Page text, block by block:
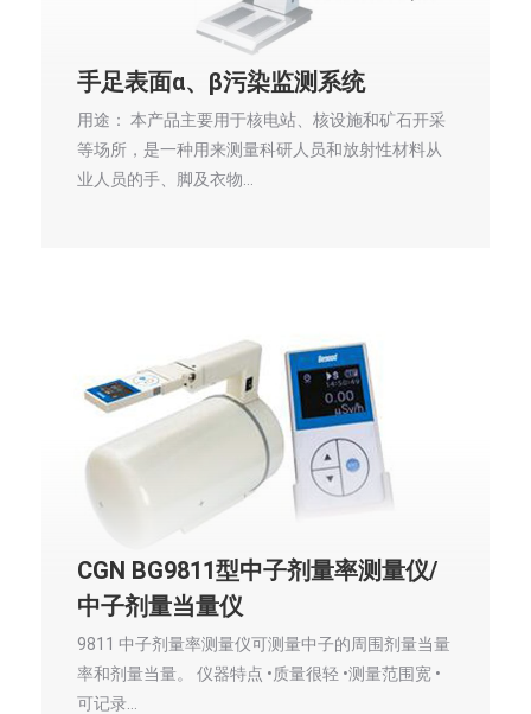
手足表面α、β污染监测系统
用途： 本产品主要用于核电站、核设施和矿石开采
等场所，是一种用来测量科研人员和放射性材料从
业人员的手、脚及衣物…
CGN BG9811型中子剂量率测量仪/
中子剂量当量仪
9811 中子剂量率测量仪可测量中子的周围剂量当量
率和剂量当量。 仪器特点 •质量很轻 •测量范围宽 •
可记录…